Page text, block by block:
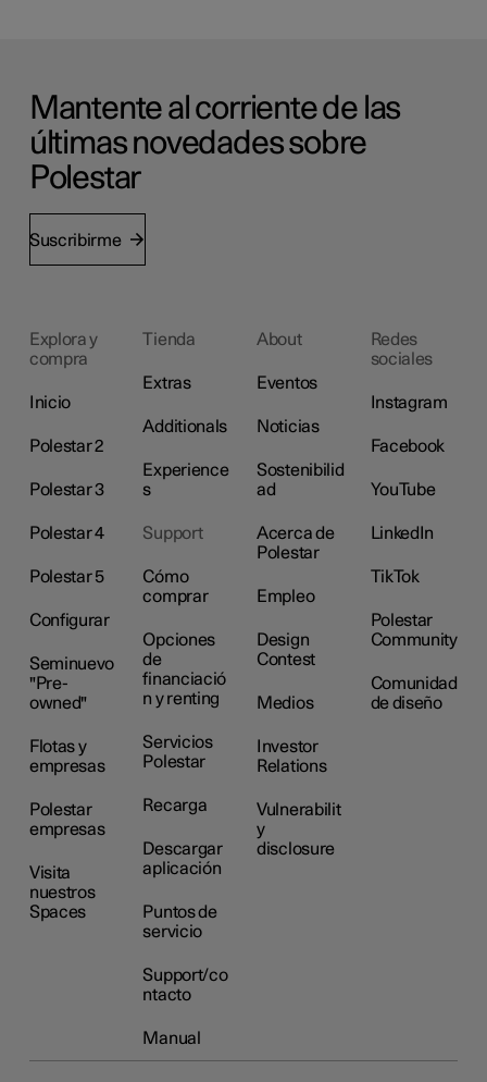
Mantente al corriente de las
últimas novedades sobre
Polestar
Suscribirme
Explora y
compra
Inicio
Polestar 2
Polestar 3
Polestar 4
Polestar 5
Configurar
Seminuevo
"Pre-
owned"
Flotas y
empresas
Polestar
empresas
Visita
nuestros
Spaces
Tienda
Extras
Additionals
Experience
s
Support
Cómo
comprar
Opciones
de
financiació
n y renting
Servicios
Polestar
Recarga
Descargar
aplicación
Puntos de
servicio
Support/co
ntacto
Manual
About
Eventos
Noticias
Sostenibilid
ad
Acerca de
Polestar
Empleo
Design
Contest
Medios
Investor
Relations
Vulnerabilit
y
disclosure
Redes
sociales
Instagram
Facebook
YouTube
LinkedIn
TikTok
Polestar
Community
Comunidad
de diseño